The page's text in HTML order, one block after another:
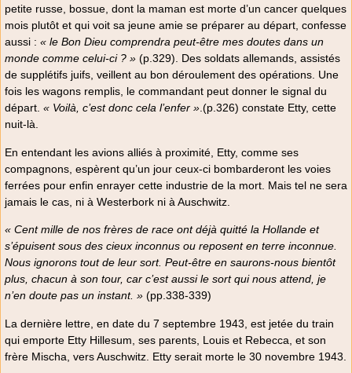
petite russe, bossue, dont la maman est morte d’un cancer quelques
mois plutôt et qui voit sa jeune amie se préparer au départ, confesse
aussi : « le Bon Dieu comprendra peut-être mes doutes dans un
monde comme celui-ci ? » (p.329). Des soldats allemands, assistés
de supplétifs juifs, veillent au bon déroulement des opérations. Une
fois les wagons remplis, le commandant peut donner le signal du
départ. « Voilà, c’est donc cela l’enfer ».(p.326) constate Etty, cette
nuit-là.
En entendant les avions alliés à proximité, Etty, comme ses
compagnons, espèrent qu’un jour ceux-ci bombarderont les voies
ferrées pour enfin enrayer cette industrie de la mort. Mais tel ne sera
jamais le cas, ni à Westerbork ni à Auschwitz.
« Cent mille de nos frères de race ont déjà quitté la Hollande et
s’épuisent sous des cieux inconnus ou reposent en terre inconnue.
Nous ignorons tout de leur sort. Peut-être en saurons-nous bientôt
plus, chacun à son tour, car c’est aussi le sort qui nous attend, je
n’en doute pas un instant. » (pp.338-339)
La dernière lettre, en date du 7 septembre 1943, est jetée du train
qui emporte Etty Hillesum, ses parents, Louis et Rebecca, et son
frère Mischa, vers Auschwitz. Etty serait morte le 30 novembre 1943.